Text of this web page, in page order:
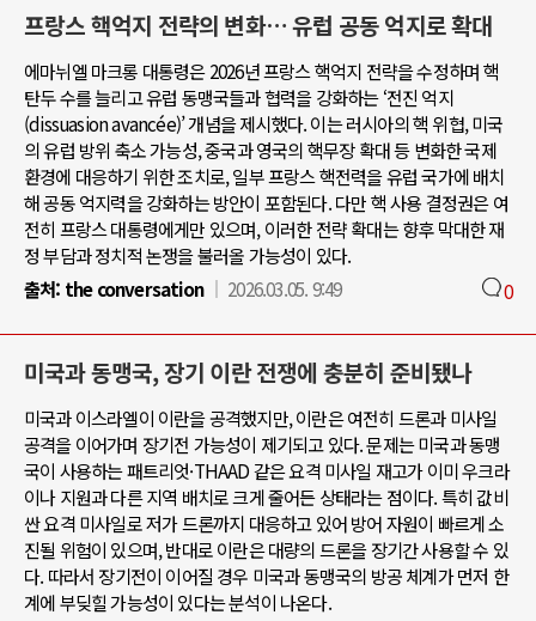
프랑스 핵억지 전략의 변화… 유럽 공동 억지로 확대
에마뉘엘 마크롱 대통령은 2026년 프랑스 핵억지 전략을 수정하며 핵
탄두 수를 늘리고 유럽 동맹국들과 협력을 강화하는 ‘전진 억지
(dissuasion avancée)’ 개념을 제시했다. 이는 러시아의 핵 위협, 미국
의 유럽 방위 축소 가능성, 중국과 영국의 핵무장 확대 등 변화한 국제
환경에 대응하기 위한 조치로, 일부 프랑스 핵전력을 유럽 국가에 배치
해 공동 억지력을 강화하는 방안이 포함된다. 다만 핵 사용 결정권은 여
전히 프랑스 대통령에게만 있으며, 이러한 전략 확대는 향후 막대한 재
정 부담과 정치적 논쟁을 불러올 가능성이 있다.
출처: the conversation 2026.03.05. 9:49 0
미국과 동맹국, 장기 이란 전쟁에 충분히 준비됐나
미국과 이스라엘이 이란을 공격했지만, 이란은 여전히 드론과 미사일
공격을 이어가며 장기전 가능성이 제기되고 있다. 문제는 미국과 동맹
국이 사용하는 패트리엇·THAAD 같은 요격 미사일 재고가 이미 우크라
이나 지원과 다른 지역 배치로 크게 줄어든 상태라는 점이다. 특히 값비
싼 요격 미사일로 저가 드론까지 대응하고 있어 방어 자원이 빠르게 소
진될 위험이 있으며, 반대로 이란은 대량의 드론을 장기간 사용할 수 있
다. 따라서 장기전이 이어질 경우 미국과 동맹국의 방공 체계가 먼저 한
계에 부딪힐 가능성이 있다는 분석이 나온다.